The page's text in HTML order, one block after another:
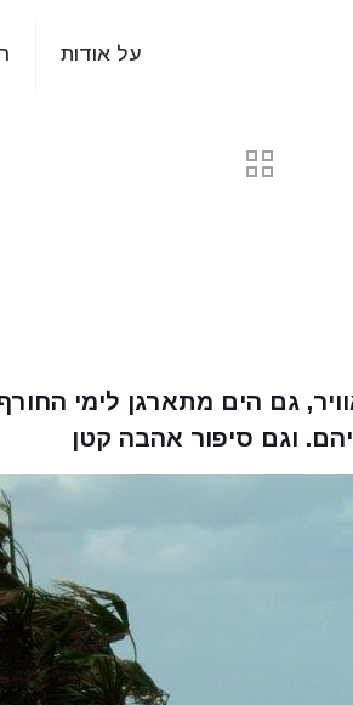
על אודות
גם הים מתארגן לימי
וגם סיפור אהבה קטן